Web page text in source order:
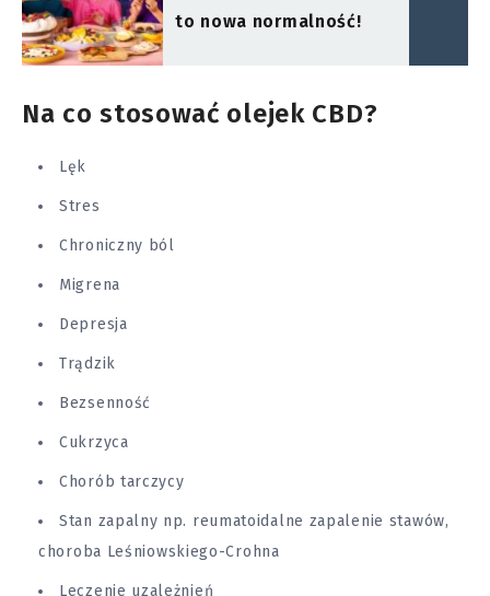
to nowa normalność!
Na co stosować olejek CBD?
Lęk
Stres
Chroniczny ból
Migrena
Depresja
Trądzik
Bezsenność
Cukrzyca
Chorób tarczycy
Stan zapalny np. reumatoidalne zapalenie stawów,
choroba Leśniowskiego-Crohna
Leczenie uzależnień